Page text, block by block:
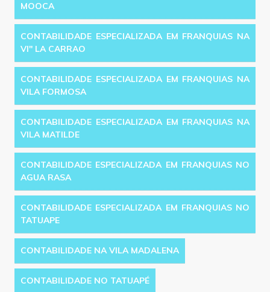
MOOCA
CONTABILIDADE ESPECIALIZADA EM FRANQUIAS NA
VI'' LA CARRAO
CONTABILIDADE ESPECIALIZADA EM FRANQUIAS NA
VILA FORMOSA
CONTABILIDADE ESPECIALIZADA EM FRANQUIAS NA
VILA MATILDE
CONTABILIDADE ESPECIALIZADA EM FRANQUIAS NO
AGUA RASA
CONTABILIDADE ESPECIALIZADA EM FRANQUIAS NO
TATUAPE
CONTABILIDADE NA VILA MADALENA
CONTABILIDADE NO TATUAPÉ